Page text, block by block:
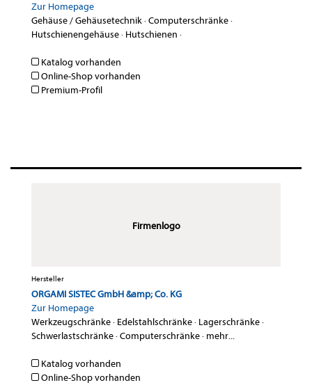
Zur Homepage
Gehäuse / Gehäusetechnik·Computerschränke·
Hutschienengehäuse· Hutschienen ·
Katalog vorhanden
Online-Shop vorhanden
Premium-Profil
Firmenlogo
Hersteller
ORGAMI SISTEC GmbH &amp; Co. KG
Zur Homepage
Werkzeugschränke· Edelstahlschränke· Lagerschränke·
Schwerlastschränke·Computerschränke· mehr...
Katalog vorhanden
Online-Shop vorhanden